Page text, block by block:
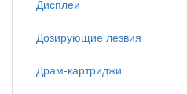
Дисплеи
Дозирующие лезвия
Драм-картриджи